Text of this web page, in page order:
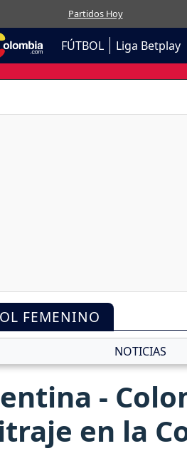
Partidos Hoy
FÚTBOL Liga Betplay
FEMENINO
NOTICIAS
-
en la